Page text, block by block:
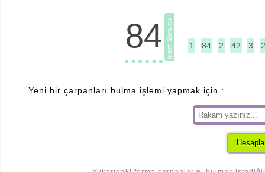
84 1 84 2 42 3
Yeni bir çarpanları bulma işlemi yapmak için :